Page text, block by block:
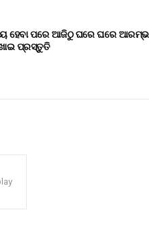
ହେବା ପରେ ଆଜିଠୁ ଘରେ ଘରେ ଆରମ୍ଭ
ପ୍ରସ୍ତୁତି